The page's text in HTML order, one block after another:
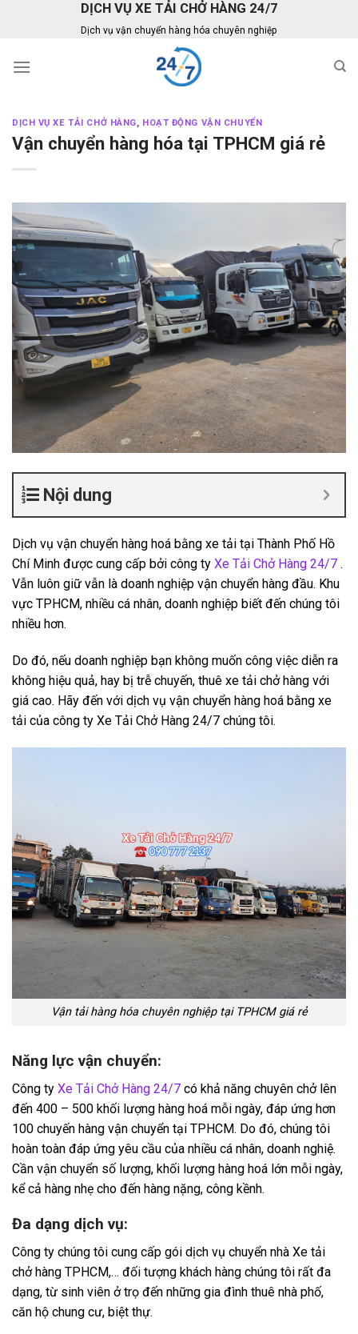
DỊCH VỤ XE TẢI CHỞ HÀNG 24/7
Dịch vụ vận chuyển hàng hóa chuyên nghiệp
DỊCH VỤ XE TẢI CHỞ HÀNG, HOẠT ĐỘNG VẬN CHUYỂN
Vận chuyển hàng hóa tại TPHCM giá rẻ
Nội dung
Dịch vụ vận chuyển hàng hoá bằng xe tải tại Thành Phố Hồ
Chí Minh được cung cấp bởi công ty Xe Tải Chở Hàng 24/7 .
Vẫn luôn giữ vẫn là doanh nghiệp vận chuyển hàng đầu. Khu
vực TPHCM, nhiều cá nhân, doanh nghiệp biết đến chúng tôi
nhiều hơn.
Do đó, nếu doanh nghiệp bạn không muốn công việc diễn ra
không hiệu quả, hay bị trễ chuyến, thuê xe tải chở hàng với
giá cao. Hãy đến với dịch vụ vận chuyển hàng hoá bằng xe
tải của công ty Xe Tải Chở Hàng 24/7 chúng tôi.
Vận tải hàng hóa chuyên nghiệp tại TPHCM giá rẻ
Năng lực vận chuyển:
Công ty Xe Tải Chở Hàng 24/7 có khả năng chuyên chở lên
đến 400 – 500 khối lượng hàng hoá mỗi ngày, đáp ứng hơn
100 chuyến hàng vận chuyển tại TPHCM. Do đó, chúng tôi
hoàn toàn đáp ứng yêu cầu của nhiều cá nhân, doanh nghiệ.
Cần vận chuyển số lượng, khối lượng hàng hoá lớn mỗi ngày,
kể cả hàng nhẹ cho đến hàng nặng, công kềnh.
Đa dạng dịch vụ:
Công ty chúng tôi cung cấp gói dịch vụ chuyển nhà Xe tải
chở hàng TPHCM,… đối tượng khách hàng chúng tôi rất đa
dạng, từ sinh viên ở trọ đến những gia đình thuê nhà phố,
căn hộ chung cư, biệt thự.